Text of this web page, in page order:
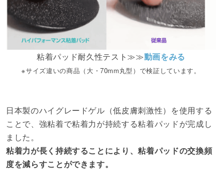
粘着パッド耐久性テスト≫≫動画をみる
※サイズ違いの商品（大・70mm丸型）で検証しています。
日本製のハイグレードゲル（低皮膚刺激性）を使用する
ことで、強粘着で粘着力が持続する粘着パッドが完成し
ました。
粘着力が長く持続することにより、粘着パッドの交換頻
度を減らすことができます。